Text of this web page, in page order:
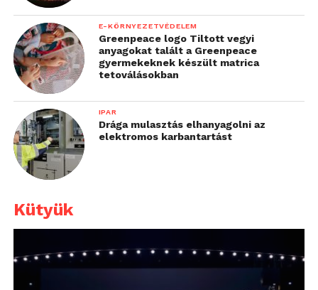
E-KÖRNYEZETVÉDELEM
Greenpeace logo Tiltott vegyi
anyagokat talált a Greenpeace
gyermekeknek készült matrica
tetoválásokban
IPAR
Drága mulasztás elhanyagolni az
elektromos karbantartást
Kütyük